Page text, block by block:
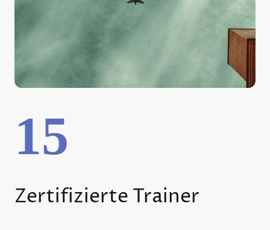
15
Zertifizierte Trainer